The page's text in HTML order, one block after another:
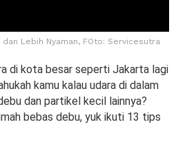
Lebih Nyaman, FOto: Servicesutra
di kota besar seperti Jakarta lagi
kamu kalau udara di dalam
dan partikel kecil lainnya?
bebas debu, yuk ikuti 13 tips